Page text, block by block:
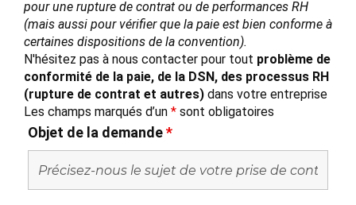
pour une rupture de contrat ou de performances RH
(mais aussi pour vérifier que la paie est bien conforme à
certaines dispositions de la convention).
N'hésitez pas à nous contacter pour tout problème de
conformité de la paie, de la DSN, des processus RH
(rupture de contrat et autres) dans votre entreprise
Les champs marqués d’un * sont obligatoires
Objet de la demande*